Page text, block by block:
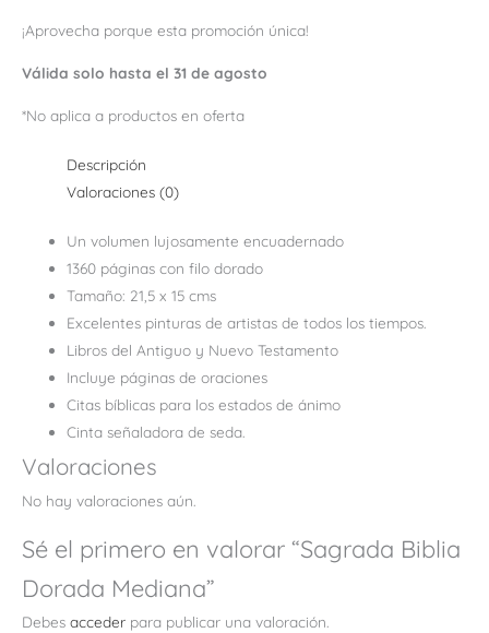
¡Aprovecha porque esta promoción única!
Válida solo hasta el 31 de agosto
*No aplica a productos en oferta
Descripción
Valoraciones (0)
Un volumen lujosamente encuadernado
1360 páginas con filo dorado
Tamaño: 21,5 x 15 cms
Excelentes pinturas de artistas de todos los tiempos.
Libros del Antiguo y Nuevo Testamento
Incluye páginas de oraciones
Citas bíblicas para los estados de ánimo
Cinta señaladora de seda.
Valoraciones
No hay valoraciones aún.
Sé el primero en valorar “Sagrada Biblia
Dorada Mediana”
Debes acceder para publicar una valoración.